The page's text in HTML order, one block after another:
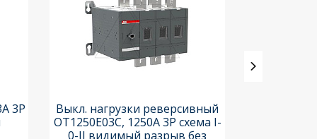
3P
Выкл. нагрузки реверсивный
OT1250E03C, 1250A 3P схема I-
0-II видимый разрыв без